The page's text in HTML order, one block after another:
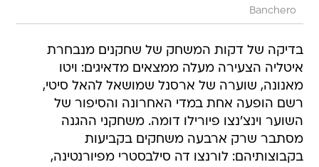
Banchero
בדיקה של דקות המשחק של שחקנים מנבחרת
איטליה הצעירה מעלה ממצאים מדאיגים: ויטו
מאנונה, שוערה של ארסנל שמושאל להאל סיטי,
רשם הופעה אחת במדי האחרונה והסיפור של
השוער וינצ'נצו פיורילו דומה. משחקני ההגנה
מסתבר שרק ארבעה משחקים בקביעות
בקבוצותיהם: לורנצו דה סילבסטרי מפיורנטינה,